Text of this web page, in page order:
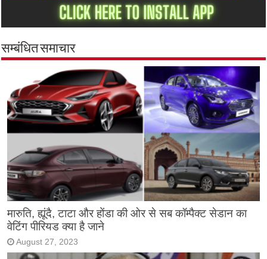
सम्बंधित समाचार
मारुति, ह्यूंदै, टाटा और होंडा की ओर से सब कॉम्पैक्ट सेडान का
वेटिंग पीरियड क्या है जाने
August 27, 2023